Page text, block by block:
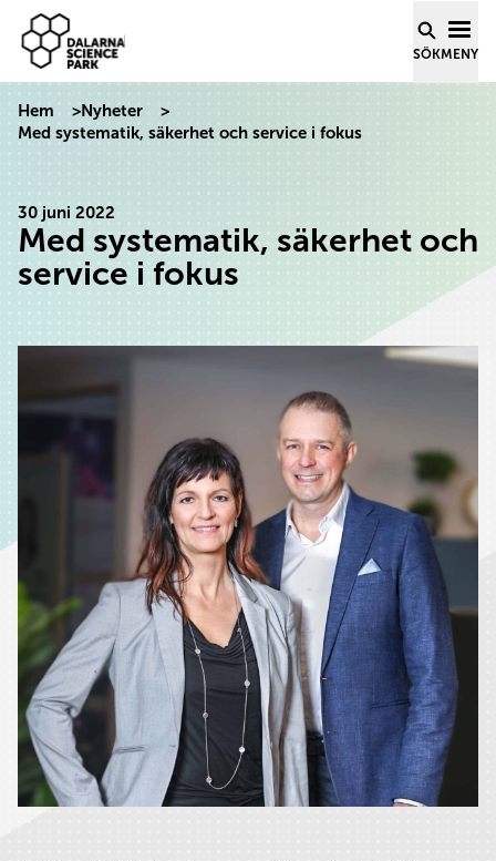
Hoppa till innehåll
Dalarna Science Park
SÖKMENY
Hem >Nyheter
>
Med systematik, säkerhet och service i fokus
30 juni 2022
Med systematik, säkerhet och
service i fokus